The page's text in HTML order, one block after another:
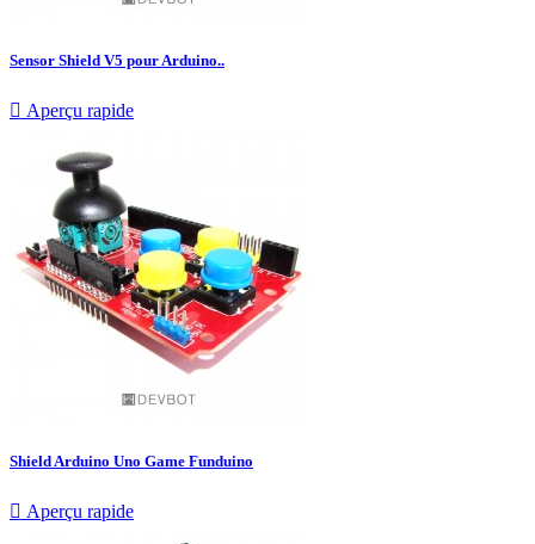
Sensor Shield V5 pour Arduino..
 Aperçu rapide
Shield Arduino Uno Game Funduino
 Aperçu rapide